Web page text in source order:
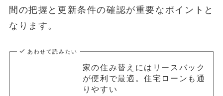
間の把握と更新条件の確認が重要なポイントと
なります。
あわせて読みたい
家の住み替えにはリースバック
が便利で最適。住宅ローンも通
りやすい